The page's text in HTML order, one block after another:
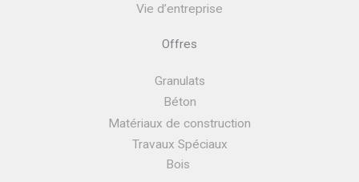
Vie d’entreprise
Offres
Granulats
Béton
Matériaux de construction
Travaux Spéciaux
Bois